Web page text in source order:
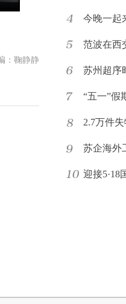
：鞠静静
今晚一起
范波在西
苏州超序
“五一”假
2.7万件
苏企海外
迎接5·18